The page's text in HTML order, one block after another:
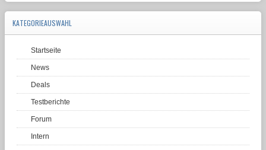
KATEGORIEAUSWAHL
Startseite
News
Deals
Testberichte
Forum
Intern